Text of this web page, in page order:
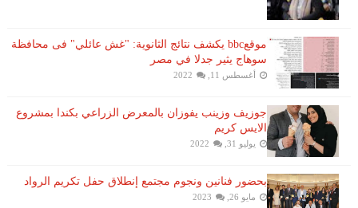
موقعbbc يكشف نتائج الثانوية: "غش عائلي" فى محافظة
سوهاج يثير جدلا في مصر
أغسطس 11, 2022
جوزيف وزينب يفوزان بالمعرض الزراعي بكندا بمشروع
الايس كريم
يوليو 31, 2022
بحضور فنانين ونجوم مجتمع إنطلاق حفل تكريم الرواد
مايو 26, 2023